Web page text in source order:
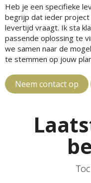
Heb je een specifieke
begrijp dat ieder project
levertijd vraagt. Ik sta
passende oplossing te
we samen naar de
te stemmen op jouw
Neem contact op